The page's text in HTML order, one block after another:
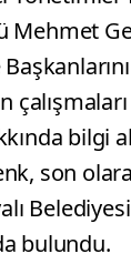
Mehmet
bilgi
son
bulundu.